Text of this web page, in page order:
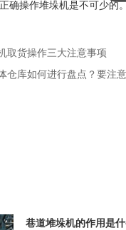
确操作堆垛机是不可少的
取货操作三大注意事项
仓库如何进行盘点？要注
巷道堆垛机的作用是